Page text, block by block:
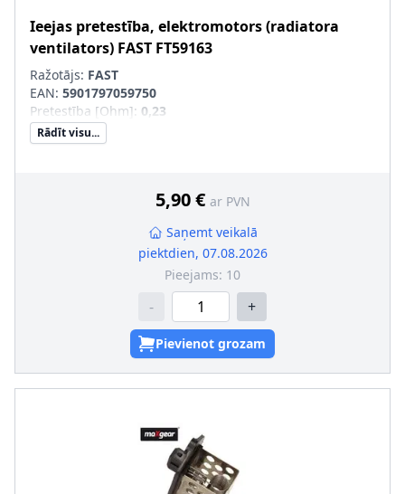
Ieejas pretestība, elektromotors (radiatora
ventilators) FAST FT59163
Ražotājs: FAST
EAN: 5901797059750
Pretestība [Ohm]: 0,23
Rādīt visu...
5,90 € ar PVN
Saņemt veikalā
piektdien, 07.08.2026
Pieejams: 10
- +
Pievienot grozam